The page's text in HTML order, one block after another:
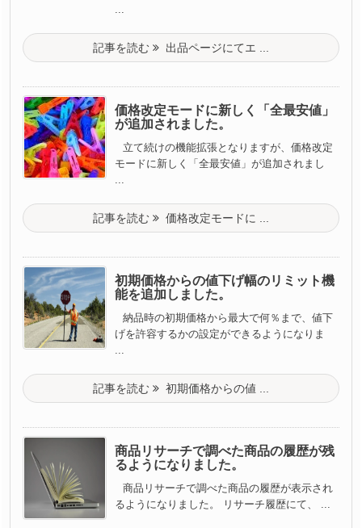
記事を読む 出品ページにてエ ...
価格改定モードに新しく「全最安値」
が追加されました。
立て続けの機能拡張となりますが、価格改定
モードに新しく「全最安値」が追加されまし
記事を読む 価格改定モードに ...
初期価格からの値下げ幅のリミット機
能を追加しました。
納品時の初期価格から最大で何％まで、値下
げを許容するかの設定ができるようになりま
記事を読む 初期価格からの値 ...
商品リサーチで調べた商品の履歴が残
るようになりました。
商品リサーチで調べた商品の履歴が表示され
るようになりました。 リサーチ履歴にて、 ...